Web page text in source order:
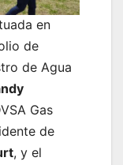
en
de
de Agua
Gas
de
, y el